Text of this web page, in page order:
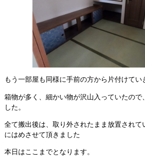
もう一部屋も同様に手前の方から片付けてい
箱物が多く、細かい物が沢山入っていたので
した。
全て搬出後は、取り外されたまま放置されて
にはめさせて頂きました
本日はここまでとなります。